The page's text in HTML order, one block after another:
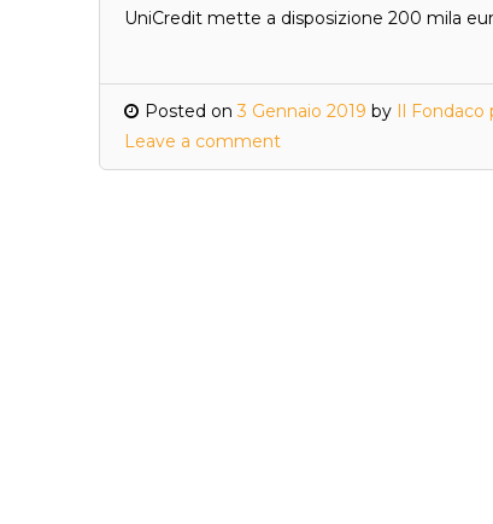
UniCredit mette a disposizione 200 mila
Posted on3 Gennaio 2019 by Il Fondaco
Leave a comment